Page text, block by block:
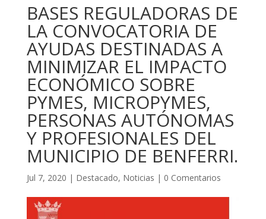
BASES REGULADORAS DE
LA CONVOCATORIA DE
AYUDAS DESTINADAS A
MINIMIZAR EL IMPACTO
ECONÓMICO SOBRE
PYMES, MICROPYMES,
PERSONAS AUTÓNOMAS
Y PROFESIONALES DEL
MUNICIPIO DE BENFERRI.
Jul 7, 2020 | Destacado, Noticias | 0 Comentarios